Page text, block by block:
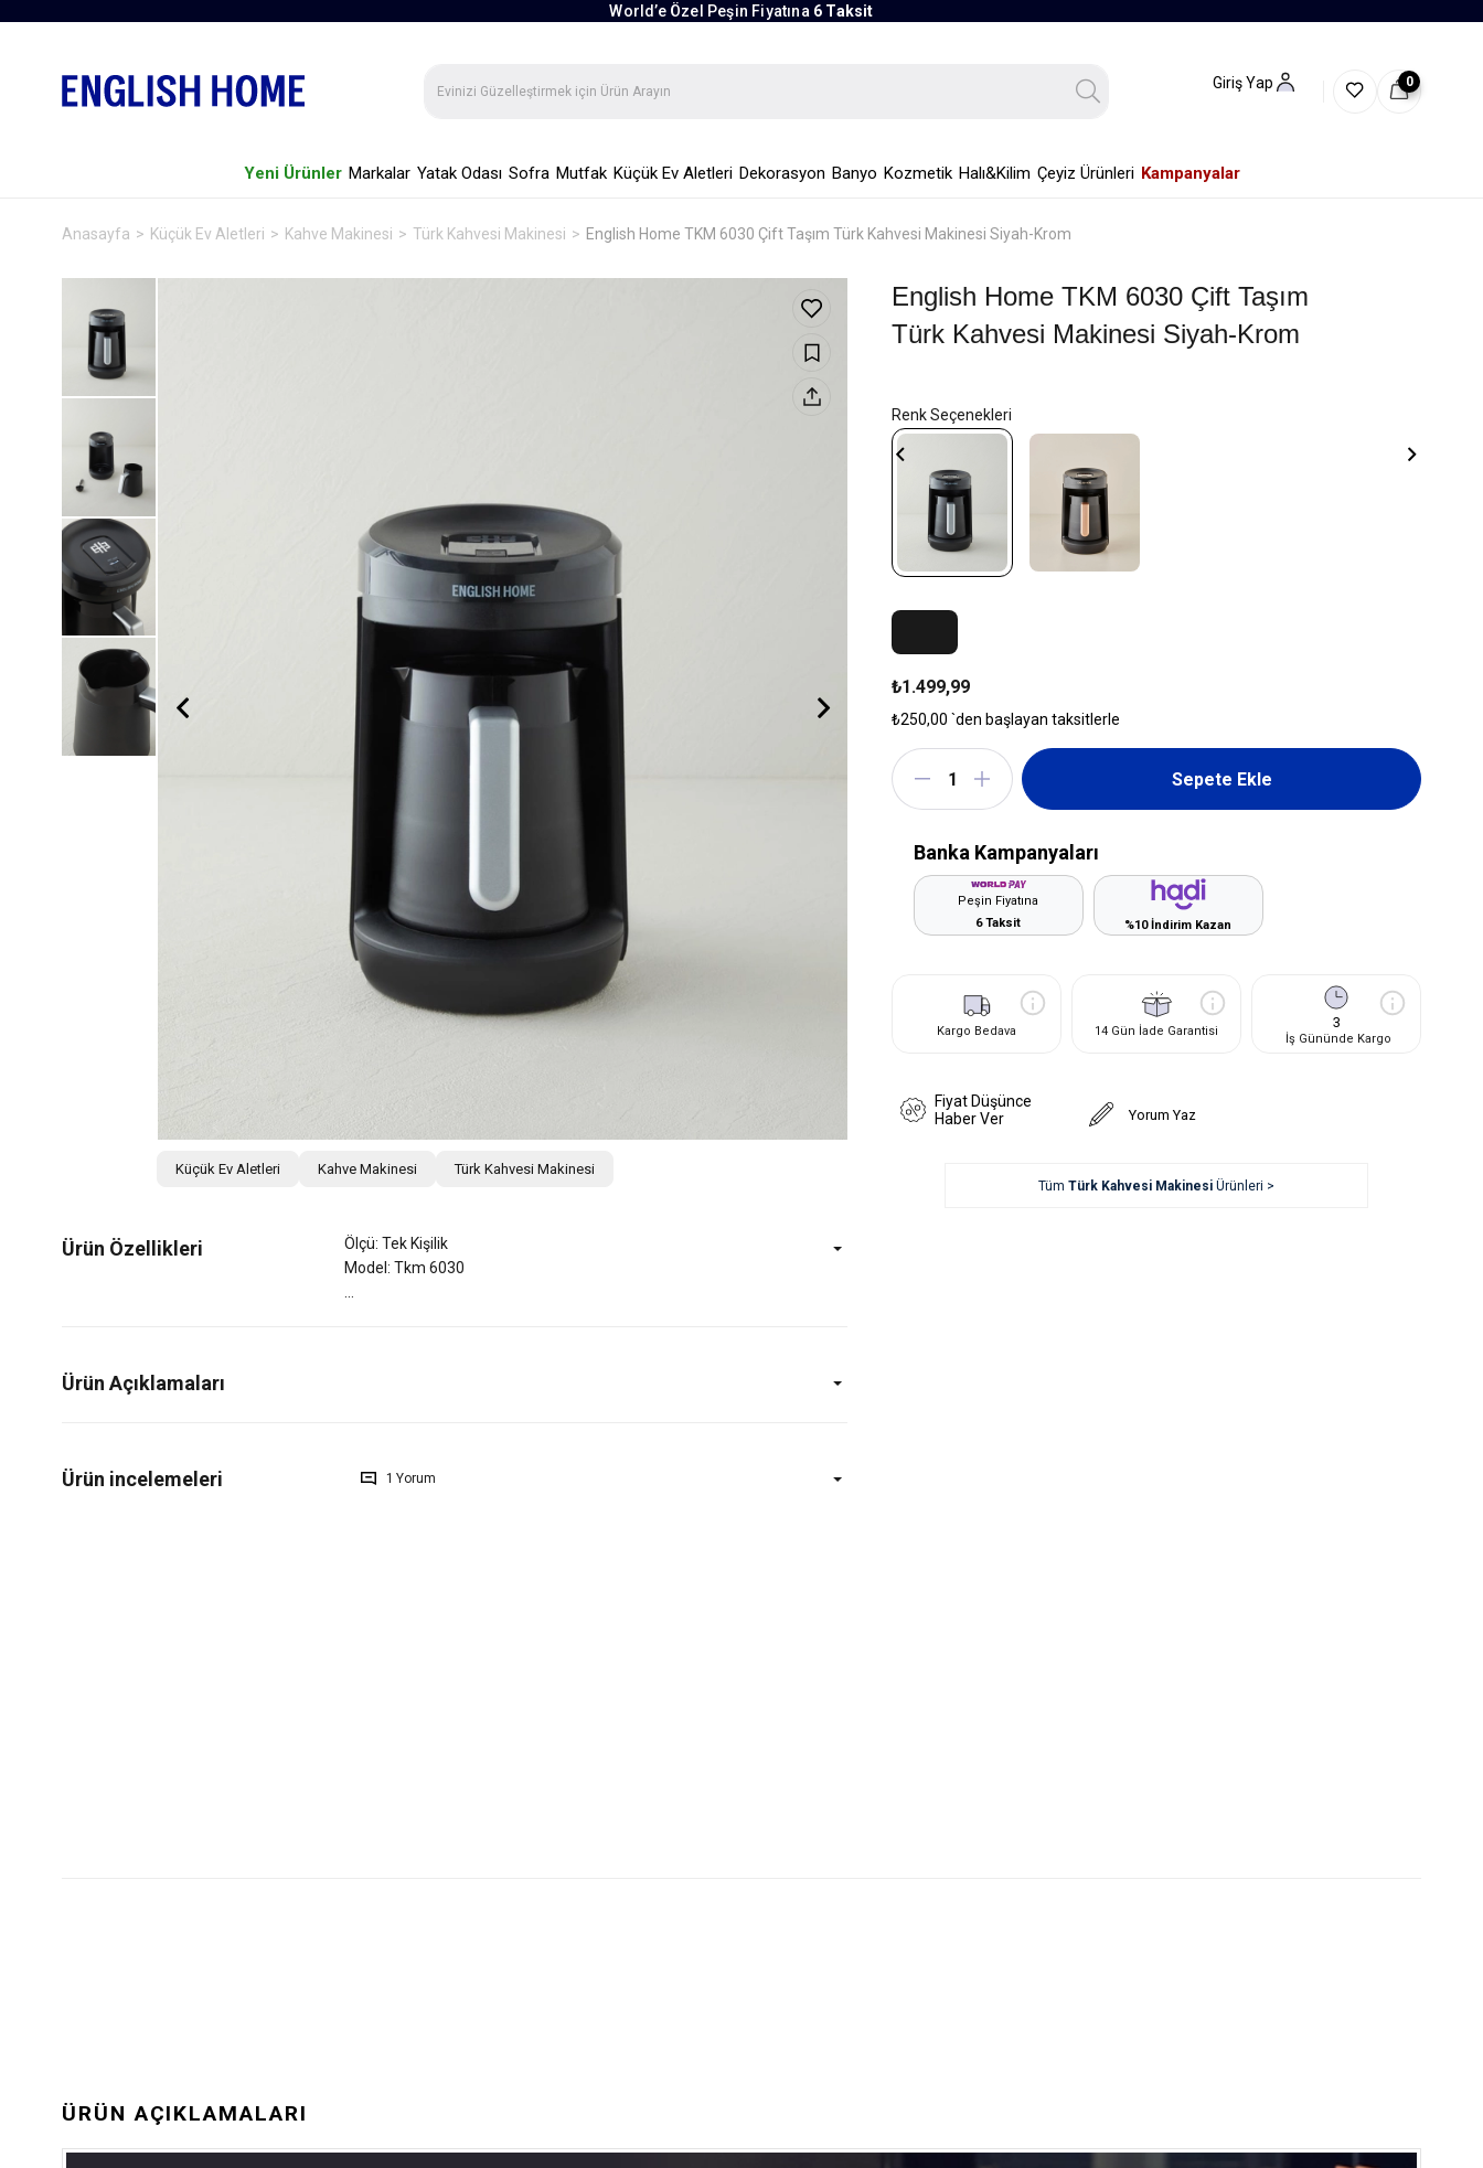
World’e Özel Peşin Fiyatına 6 Taksit
Giriş Yap 0
Yeni Ürünler Markalar Yatak Odası Sofra Mutfak Küçük Ev Aletleri Dekorasyon Banyo Kozmetik Halı&Kilim Çeyiz Ürünleri Kampanyalar
Anasayfa Küçük Ev Aletleri Kahve Makinesi Türk Kahvesi Makinesi English Home TKM 6030 Çift Taşım Türk Kahvesi Makinesi Siyah-Krom
Küçük Ev Aletleri Kahve Makinesi Türk Kahvesi Makinesi
Ürün Özellikleri
Ölçü: Tek Kişilik
Model: Tkm 6030
Ürün Açıklamaları
1
English Home TKM 6030 Çift Taşım
Türk Kahvesi Makinesi Siyah-Krom
₺1.499,99
₺250,00 `den başlayan taksitlerle
Banka Kampanyaları
Peşin Fiyatına
6 Taksit
%10 İndirim Kazan
Kargo Bedava 14 Gün İade Garantisi 3
İş Gününde Kargo
Fiyat Düşünce
Haber Ver
Yorum Yaz
Tüm Türk Kahvesi Makinesi Ürünleri >
ÜRÜN AÇIKLAMALARI